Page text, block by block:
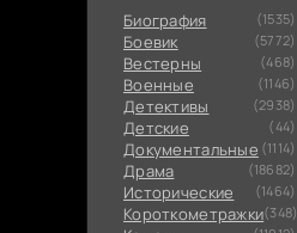
Биография (1535)
Боевик (5772)
Вестерны (468)
Военные (1146)
Детективы (2938)
Детские (44)
Документальные (1114)
Драма (18682)
Исторические (1464)
Короткометражки(348)